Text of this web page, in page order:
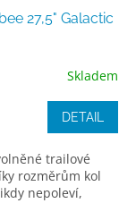
27,5" Galactic
Skladem
DETAIL
trailové
rozměrům kol
nepoleví,